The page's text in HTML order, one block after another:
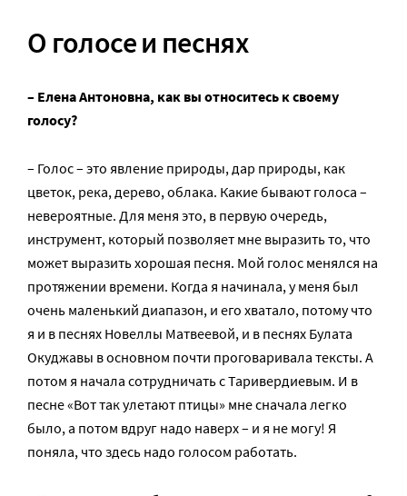
О голосе и песнях
– Елена Антоновна, как вы относитесь к своему
голосу?
– Голос – это явление природы, дар природы, как
цветок, река, дерево, облака. Какие бывают голоса –
невероятные. Для меня это, в первую очередь,
инструмент, который позволяет мне выразить то, что
может выразить хорошая песня. Мой голос менялся на
протяжении времени. Когда я начинала, у меня был
очень маленький диапазон, и его хватало, потому что
я и в песнях Новеллы Матвеевой, и в песнях Булата
Окуджавы в основном почти проговаривала тексты. А
потом я начала сотрудничать с Таривердиевым. И в
песне «Вот так улетают птицы» мне сначала легко
было, а потом вдруг надо наверх – и я не могу! Я
поняла, что здесь надо голосом работать.